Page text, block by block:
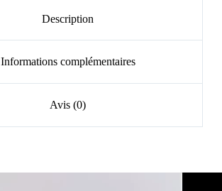
Description
Informations complémentaires
Avis (0)